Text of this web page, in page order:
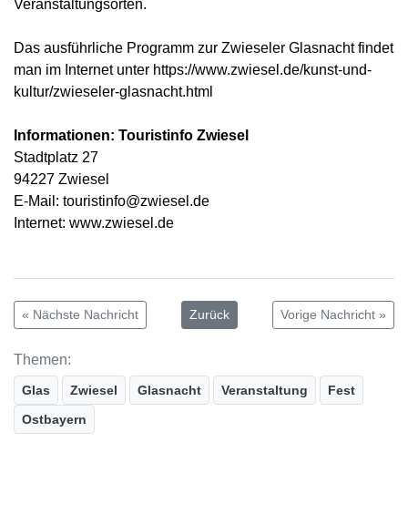
Veranstaltungsorten.
Das ausführliche Programm zur Zwieseler Glasnacht findet
man im Internet unter https://www.zwiesel.de/kunst-und-
kultur/zwieseler-glasnacht.html
Informationen: Touristinfo Zwiesel
Stadtplatz 27
94227 Zwiesel
E-Mail: touristinfo@zwiesel.de
Internet: www.zwiesel.de
« Nächste Nachricht Zurück Vorige Nachricht »
Themen:
Glas Zwiesel Glasnacht Veranstaltung
Fest
Ostbayern